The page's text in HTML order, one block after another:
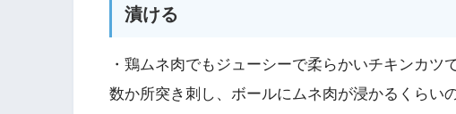
漬ける
・鶏ムネ肉でもジューシーで柔らかいチキンカ
数か所突き刺し、ボールにムネ肉が浸かるくらい